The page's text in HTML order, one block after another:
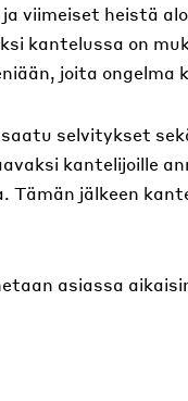
viimeiset heistä
kantelussa on
joita ongelma
selvitykset
kantelijoille
Tämän jälkeen
asiassa